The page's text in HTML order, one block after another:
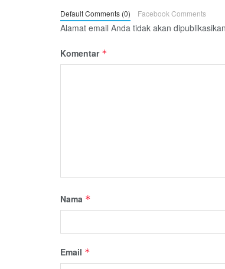
Default Comments (0) Facebook Comments
Alamat email Anda tidak akan
Komentar *
Nama *
Email *